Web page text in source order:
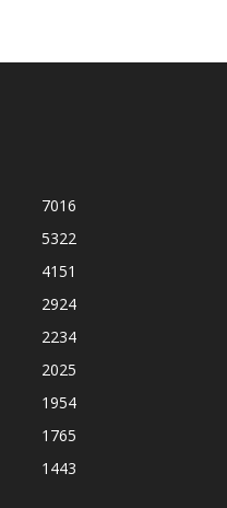
7016
5322
4151
2924
2234
2025
1954
1765
1443